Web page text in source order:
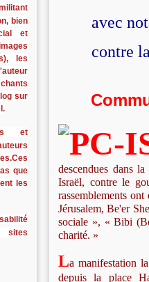
bien
et
les
sur
et
que
les
sites
avec
contre
descendues dans
Israël, contre le
rassemblements
Jérusalem, Be'er
sociale », « Bibi
charité. »
La manifestation
depuis la place